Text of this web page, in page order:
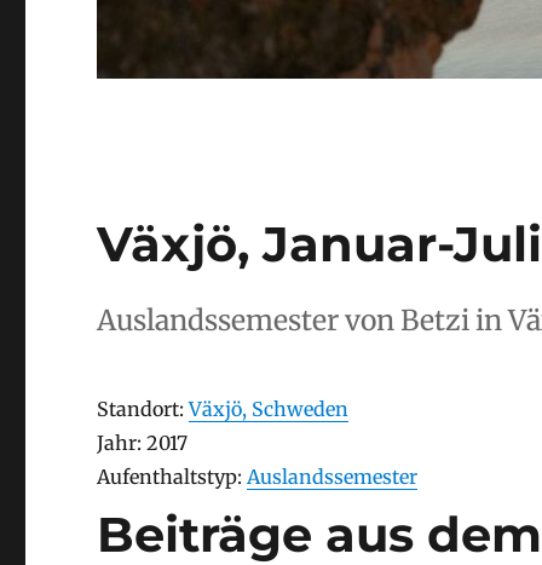
Växjö, Januar-
Auslandssemester von Betzi in
Stay
Standort:Växjö, Schweden
Stay
Jahr: 2017
Aufenthaltstyp
Aufenthaltstyp:Auslandssemester
Beiträge aus